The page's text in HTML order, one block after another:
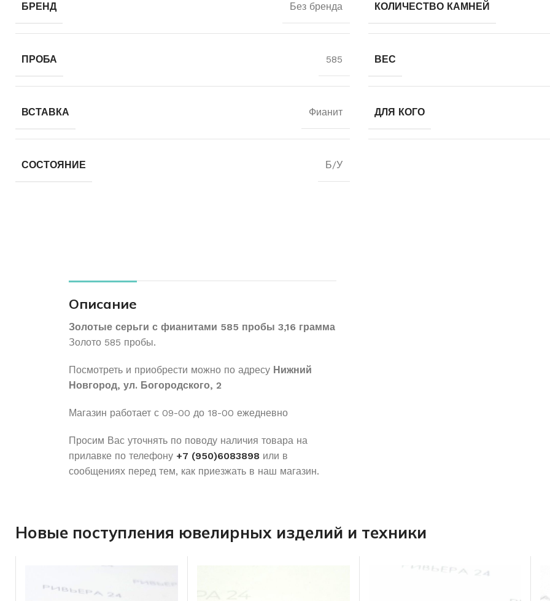
БРЕНД Без бренда КОЛИЧЕСТВО КАМНЕЙ
ПРОБА 585 ВЕС
ВСТАВКА Фианит ДЛЯ КОГО
СОСТОЯНИЕ Б/У
Описание
Золотые серьги с фианитами 585 пробы 3,16 грамма
Золото 585 пробы.
Посмотреть и приобрести можно по адресу Нижний
Новгород, ул. Богородского, 2
Магазин работает с 09-00 до 18-00 ежедневно
Просим Вас уточнять по поводу наличия товара на
прилавке по телефону +7 (950)6083898 или в
сообщениях перед тем, как приезжать в наш магазин.
Новые поступления ювелирных изделий и техники